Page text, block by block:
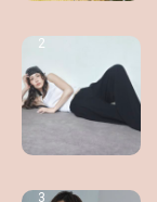
2
3
2
3
2
3